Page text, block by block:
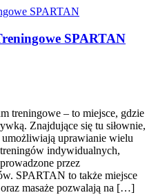
SPARTAN
treningowe – to miejsce, gdzie
Znajdujące się tu siłownie,
uprawianie wielu
indywidualnych,
przez
SPARTAN to także miejsce
masaże pozwalają na […]